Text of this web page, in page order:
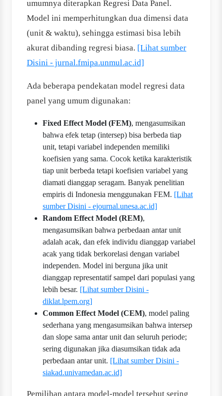
umumnya diterapkan Regresi Data Panel.
Model ini memperhitungkan dua dimensi data
(unit & waktu), sehingga estimasi bisa lebih
akurat dibanding regresi biasa. [Lihat sumber
Disini - jurnal.fmipa.unmul.ac.id]
Ada beberapa pendekatan model regresi data
panel yang umum digunakan:
Fixed Effect Model (FEM), mengasumsikan
bahwa efek tetap (intersep) bisa berbeda tiap
unit, tetapi variabel independen memiliki
koefisien yang sama. Cocok ketika karakteristik
tiap unit berbeda tetapi koefisien variabel yang
diamati dianggap seragam. Banyak penelitian
empiris di Indonesia menggunakan FEM. [Lihat
sumber Disini - ejournal.unesa.ac.id]
Random Effect Model (REM),
mengasumsikan bahwa perbedaan antar unit
adalah acak, dan efek individu dianggap variabel
acak yang tidak berkorelasi dengan variabel
independen. Model ini berguna jika unit
dianggap representatif sampel dari populasi yang
lebih besar. [Lihat sumber Disini -
diklat.lpem.org]
Common Effect Model (CEM), model paling
sederhana yang mengasumsikan bahwa intersep
dan slope sama antar unit dan seluruh periode;
sering digunakan jika diasumsikan tidak ada
perbedaan antar unit. [Lihat sumber Disini -
siakad.univamedan.ac.id]
Pemilihan antara model-model tersebut sering